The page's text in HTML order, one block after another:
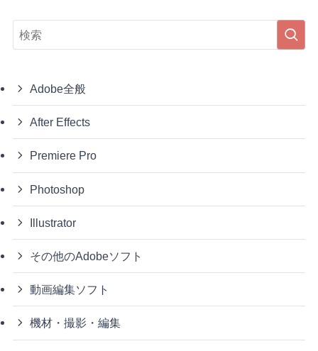
Adobe全般
After Effects
Premiere Pro
Photoshop
Illustrator
その他のAdobeソフト
動画編集ソフト
機材・撮影・編集